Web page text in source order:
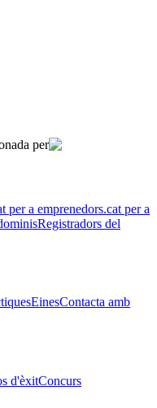
per
per a emprenedors.cat per a
Registradors del
EinesContacta amb
d'èxitConcurs